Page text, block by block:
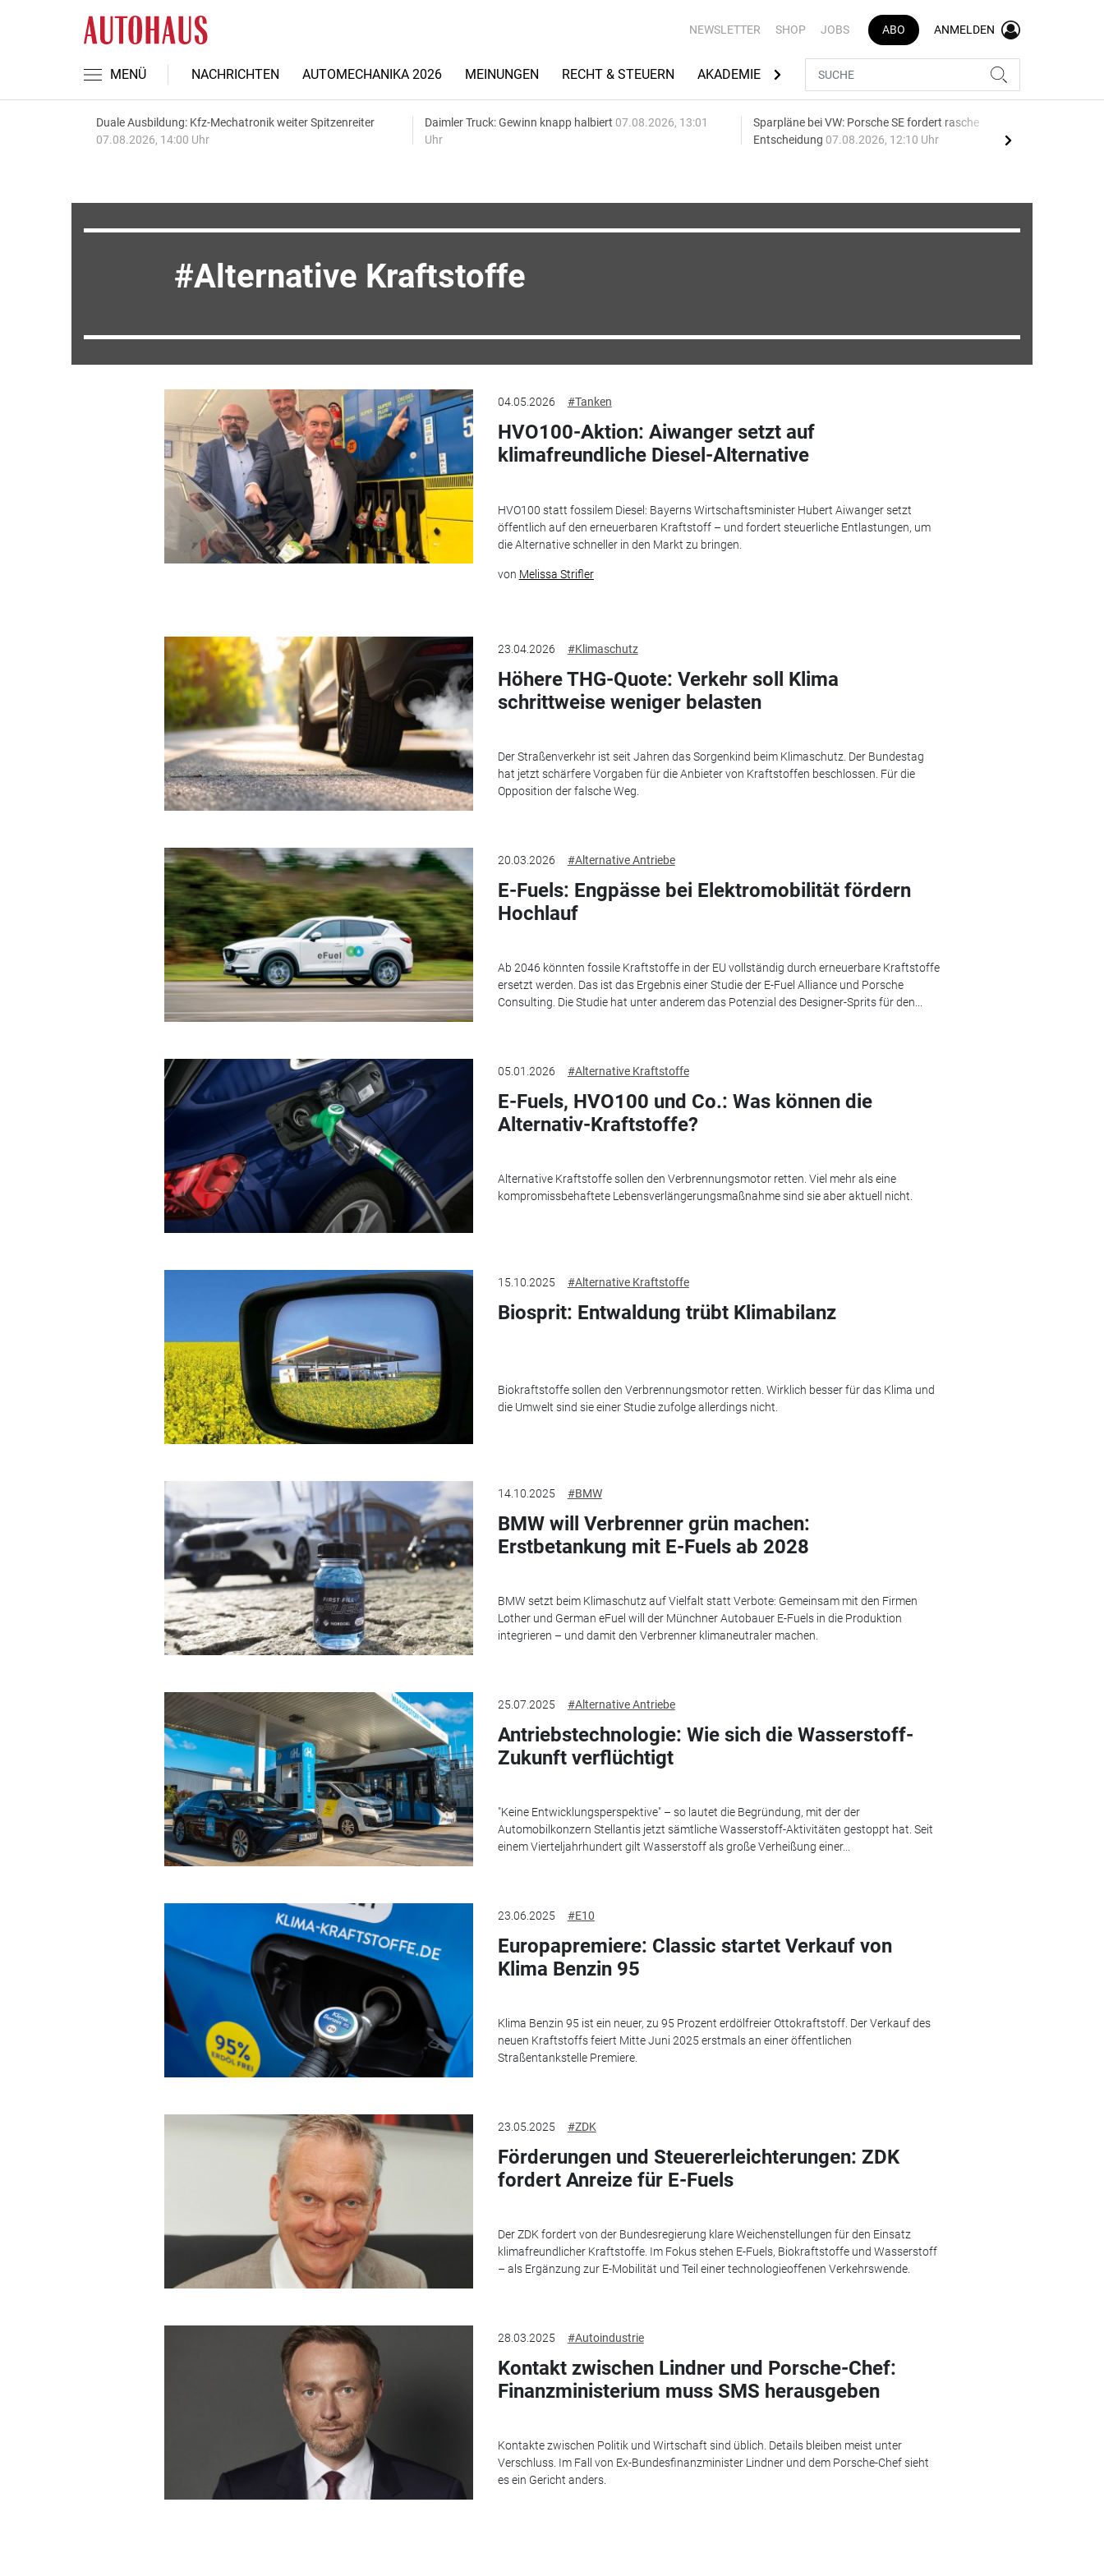
NEWSLETTER SHOP JOBS ABO ANMELDEN
MENÜ NACHRICHTEN AUTOMECHANIKA 2026 MEINUNGEN RECHT & STEUERN AKADEMIE AUTOMARKEN
Duale Ausbildung: Kfz-Mechatronik weiter Spitzenreiter
07.08.2026, 14:00 Uhr
Daimler Truck: Gewinn knapp halbiert 07.08.2026, 13:01
Uhr
Sparpläne bei VW: Porsche SE fordert rasche
Entscheidung 07.08.2026, 12:10 Uhr
Alternative Kraftstoffe
04.05.2026 #Tanken
HVO100-Aktion: Aiwanger setzt auf
klimafreundliche Diesel-Alternative
HVO100 statt fossilem Diesel: Bayerns Wirtschaftsminister Hubert Aiwanger setzt
öffentlich auf den erneuerbaren Kraftstoff – und fordert steuerliche Entlastungen, um
die Alternative schneller in den Markt zu bringen.
von Melissa Strifler
23.04.2026 #Klimaschutz
Höhere THG-Quote: Verkehr soll Klima
schrittweise weniger belasten
Der Straßenverkehr ist seit Jahren das Sorgenkind beim Klimaschutz. Der Bundestag
hat jetzt schärfere Vorgaben für die Anbieter von Kraftstoffen beschlossen. Für die
Opposition der falsche Weg.
20.03.2026 #Alternative Antriebe
E-Fuels: Engpässe bei Elektromobilität fördern
Hochlauf
Ab 2046 könnten fossile Kraftstoffe in der EU vollständig durch erneuerbare Kraftstoffe
ersetzt werden. Das ist das Ergebnis einer Studie der E-Fuel Alliance und Porsche
Consulting. Die Studie hat unter anderem das Potenzial des Designer-Sprits für den...
05.01.2026 #Alternative Kraftstoffe
E-Fuels, HVO100 und Co.: Was können die
Alternativ-Kraftstoffe?
Alternative Kraftstoffe sollen den Verbrennungsmotor retten. Viel mehr als eine
kompromissbehaftete Lebensverlängerungsmaßnahme sind sie aber aktuell nicht.
15.10.2025 #Alternative Kraftstoffe
Biosprit: Entwaldung trübt Klimabilanz
Biokraftstoffe sollen den Verbrennungsmotor retten. Wirklich besser für das Klima und
die Umwelt sind sie einer Studie zufolge allerdings nicht.
14.10.2025 #BMW
BMW will Verbrenner grün machen:
Erstbetankung mit E-Fuels ab 2028
BMW setzt beim Klimaschutz auf Vielfalt statt Verbote: Gemeinsam mit den Firmen
Lother und German eFuel will der Münchner Autobauer E-Fuels in die Produktion
integrieren – und damit den Verbrenner klimaneutraler machen.
25.07.2025 #Alternative Antriebe
Antriebstechnologie: Wie sich die Wasserstoff-
Zukunft verflüchtigt
"Keine Entwicklungsperspektive" – so lautet die Begründung, mit der der
Automobilkonzern Stellantis jetzt sämtliche Wasserstoff-Aktivitäten gestoppt hat. Seit
einem Vierteljahrhundert gilt Wasserstoff als große Verheißung einer...
23.06.2025 #E10
Europapremiere: Classic startet Verkauf von
Klima Benzin 95
Klima Benzin 95 ist ein neuer, zu 95 Prozent erdölfreier Ottokraftstoff. Der Verkauf des
neuen Kraftstoffs feiert Mitte Juni 2025 erstmals an einer öffentlichen
Straßentankstelle Premiere.
23.05.2025 #ZDK
Förderungen und Steuererleichterungen: ZDK
fordert Anreize für E-Fuels
Der ZDK fordert von der Bundesregierung klare Weichenstellungen für den Einsatz
klimafreundlicher Kraftstoffe. Im Fokus stehen E-Fuels, Biokraftstoffe und Wasserstoff
– als Ergänzung zur E-Mobilität und Teil einer technologieoffenen Verkehrswende.
28.03.2025 #Autoindustrie
Kontakt zwischen Lindner und Porsche-Chef:
Finanzministerium muss SMS herausgeben
Kontakte zwischen Politik und Wirtschaft sind üblich. Details bleiben meist unter
Verschluss. Im Fall von Ex-Bundesfinanzminister Lindner und dem Porsche-Chef sieht
es ein Gericht anders.